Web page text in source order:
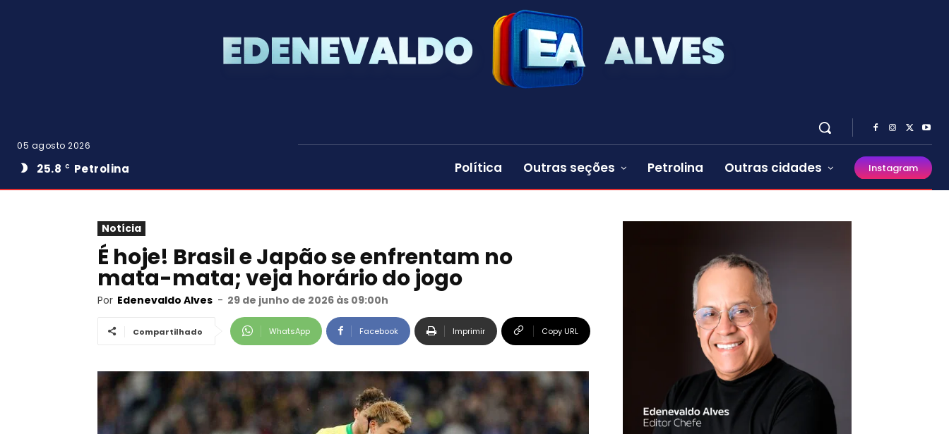
05 agosto 2026
25.8 C Petrolina Política Outras seções Petrolina Outras cidades Instagram
Notícia
É hoje! Brasil e Japão se enfrentam no
mata-mata; veja horário do jogo
Por Edenevaldo Alves - 29 de junho de 2026 às 09:00h
Compartilhado WhatsApp Facebook Imprimir Copy URL